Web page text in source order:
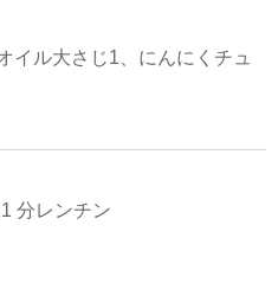
イル大さじ1、にんにくチュ
分レンチン